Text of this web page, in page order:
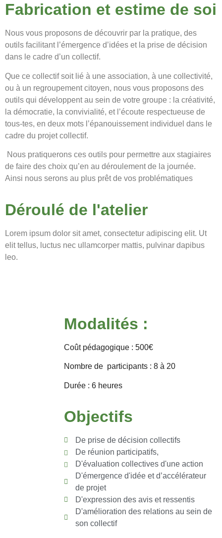
Fabrication et estime de soi
Nous vous proposons de découvrir par la pratique, des
outils facilitant l’émergence d’idées et la prise de décision
dans le cadre d’un collectif.
Que ce collectif soit lié à une association, à une collectivité,
ou à un regroupement citoyen, nous vous proposons des
outils qui développent au sein de votre groupe : la créativité,
la démocratie, la convivialité, et l’écoute respectueuse de
tous-tes, en deux mots l’épanouissement individuel dans le
cadre du projet collectif.
Nous pratiquerons ces outils pour permettre aux stagiaires
de faire des choix qu’en au déroulement de la journée.
Ainsi nous serons au plus prêt de vos problématiques
Déroulé de l'atelier
Lorem ipsum dolor sit amet, consectetur adipiscing elit. Ut
elit tellus, luctus nec ullamcorper mattis, pulvinar dapibus
leo.
Modalités :
Coût pédagogique : 500€
Nombre de participants : 8 à 20
Durée : 6 heures
Objectifs
De prise de décision collectifs
De réunion participatifs,
D'évaluation collectives d'une action
D'émergence d'idée et d’accélérateur
de projet
D'expression des avis et ressentis
D'amélioration des relations au sein de
son collectif